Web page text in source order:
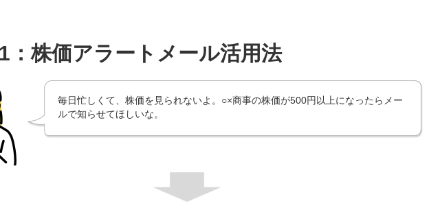
：株価アラートメール活用法
毎日忙しくて、株価を見られないよ。○×商事の株価が500円以上になったらメー
ルで知らせてほしいな。